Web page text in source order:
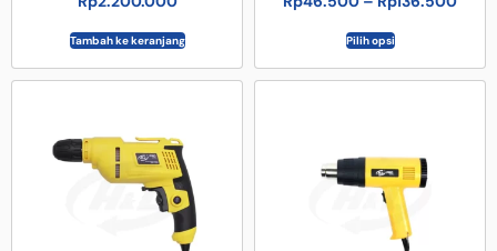
Tambah ke keranjang Pilih opsi